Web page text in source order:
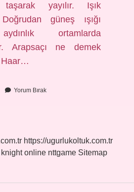
taşarak yayılır. Işık
güneş ışığı
ortamlarda
Arapsaçı ne demek
Haar…
Yorum Bırak
https://ugurlukoltuk.com.tr
knight online nttgame Sitemap